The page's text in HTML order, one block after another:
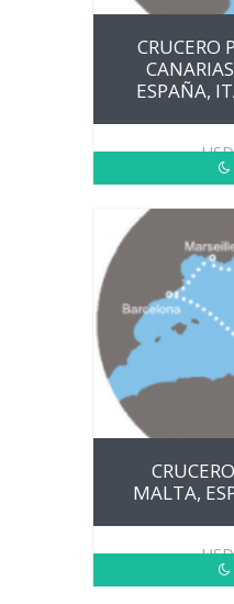
CRUCERO
ESPAÑA,
USD
MALTA,
USD